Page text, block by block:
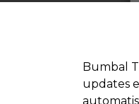
Bumbal
updates